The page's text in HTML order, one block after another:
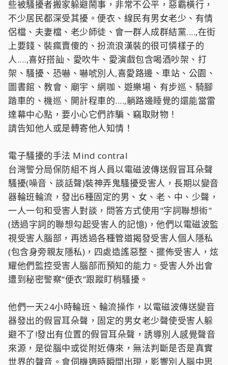
些被騷擾者搬家躲避鬧事，非常不公平，惡霸橫行，
不少居民都深受其擾。便衣、線民有男女老少、有情
侶檔、夫妻檔、老少師徒、會一群人成群結黨....,在街
上要錢、裝瘋賣傻的、扮流浪漢裝的很可憐樣子的
人....,喜好搭訕、愛吹牛、愛演戲包含喝酒吵架、打
架、騷擾、恐嚇、嚇唬別人,喜愛路邊、車站、公園、
圖書館、教會、廟宇、網咖、遊樂場、有步巡、騎腳
踏車的、機巡、開計程車的....,躺路邊睡覺的還能當雷
達幕中心點，要小心它們詐騙、竊取財物！
請告知他人或是轉寄他人知情！
電子騷擾的手法 Mind contral
台灣警分局保防組不肖人員以電磁波傳送假冒耳朵聲
騷擾(噪音、談話聲)裝神弄鬼騷擾受害人，長期以變音
器輪班輪流，發出6種固定的男、女、老、中、少聲，
一人一句和受害人對談，問答方式使用"字詞聯想術"
(透過字詞的聯想勾起受害人的記憶)，他們以電磁波監
視受害人腦部，再透過各種管道揭發受害人個人隱私
(包含身旁親友隱私)，四處造謠惡整、擺佈受害人，炫
耀他們監控受害人腦部而預知的能力。受害人外出會
遭到秘密警察“便衣”跟蹤盯梢騷擾。
他們一天24小時輪班、輪流操作，以電磁波傳送變音
器發出的假冒耳朵聲，固定的男女老少聲使受害人躲
避不了!發出有位置的假冒耳朵聲，誘導別人感覺聲音
來源，是從腦中或從附近傳來，無法判斷是否是真實
世界的聲音。會伺機適時瞬間出現，影響別人腦中思